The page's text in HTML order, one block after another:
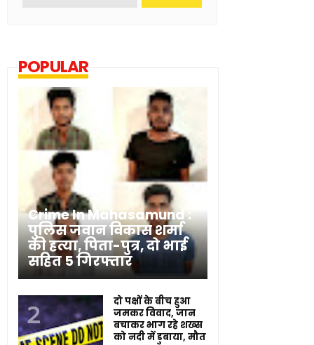
POPULAR
Crime In Mahasamund :
पुलिस जवान विकास शर्मा
की हत्या, पिता-पुत्र, दो भाई
सहित 5 गिरफ्तार
दो पक्षों के बीच हुआ
जमकर विवाद, जान
बचाकर भाग रहे शख्स
को नदी में डुबाया, मौत